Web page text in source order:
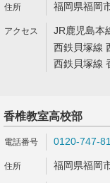
福岡県福岡
JR鹿児島本
西鉄貝塚線
西鉄貝塚線
香椎教室高校部
0120-747-
福岡県福岡